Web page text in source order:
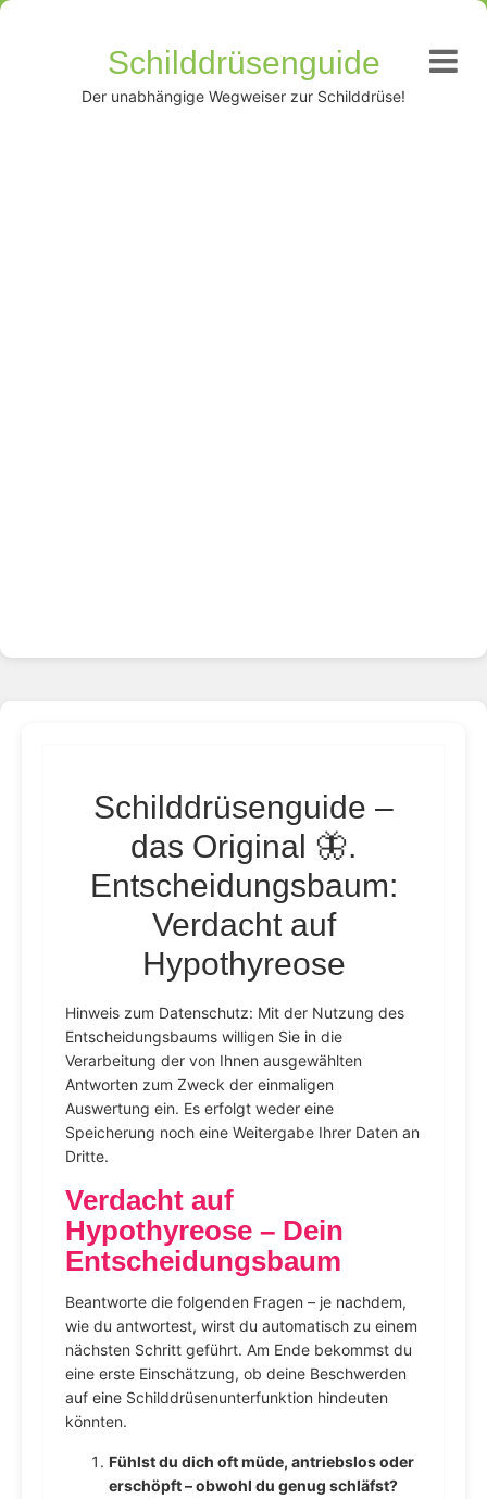
Schilddrüsenguide
Der unabhängige Wegweiser zur Schilddrüse!
Schilddrüsenguide –
das Original 🦋.
Entscheidungsbaum:
Verdacht auf
Hypothyreose
Hinweis zum Datenschutz: Mit der Nutzung des
Entscheidungsbaums willigen Sie in die
Verarbeitung der von Ihnen ausgewählten
Antworten zum Zweck der einmaligen
Auswertung ein. Es erfolgt weder eine
Speicherung noch eine Weitergabe Ihrer Daten an
Dritte.
Verdacht auf
Hypothyreose – Dein
Entscheidungsbaum
Beantworte die folgenden Fragen – je nachdem,
wie du antwortest, wirst du automatisch zu einem
nächsten Schritt geführt. Am Ende bekommst du
eine erste Einschätzung, ob deine Beschwerden
auf eine Schilddrüsenunterfunktion hindeuten
könnten.
Fühlst du dich oft müde, antriebslos oder
erschöpft – obwohl du genug schläfst?